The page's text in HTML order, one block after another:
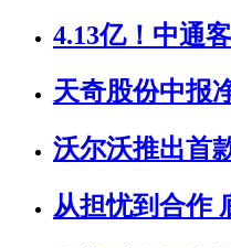
4.13亿！中通
天奇股份中报
沃尔沃推出首
从担忧到合作